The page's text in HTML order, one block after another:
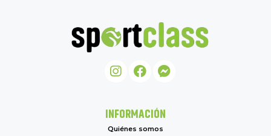
INFORMACIÓN
Quiénes somos